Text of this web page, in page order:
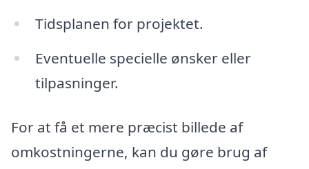
Tidsplanen for projektet.
Eventuelle specielle ønsker eller
tilpasninger.
For at få et mere præcist billede af
omkostningerne, kan du gøre brug af